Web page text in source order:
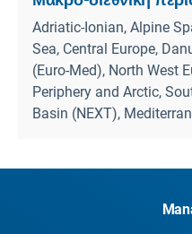
Adriatic-Ionian, Alpine
Sea, Central Europe,
(Euro-Med), North West
Periphery and Arctic,
Basin (NEXT),